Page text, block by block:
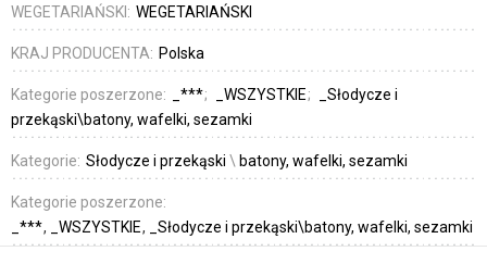
WEGETARIAŃSKI: WEGETARIAŃSKI
KRAJ PRODUCENTA: Polska
Kategorie poszerzone: _*** _WSZYSTKIE
_Słodycze i
przekąski\batony, wafelki, sezamki
Kategorie: Słodycze i przekąski \ batony, wafelki, sezamki
Kategorie poszerzone:
_***
_WSZYSTKIE _Słodycze i przekąski\batony, wafelki, sezamki